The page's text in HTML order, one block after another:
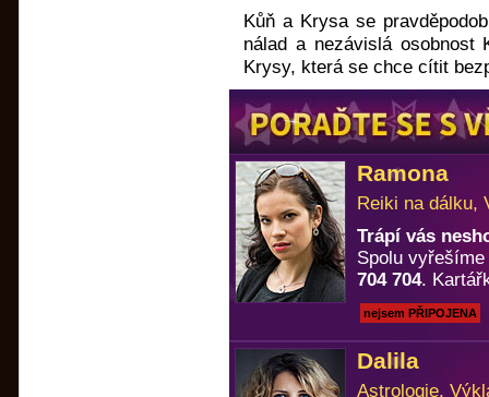
Kůň a Krysa se
nálad a nezávislá osobnost
Krysy, která se chce cítit
Ramona
Reiki na dálku,
Trápí vás
Spolu
704 704.
nejsem PŘIPOJENA
Dalila
Astrologie,